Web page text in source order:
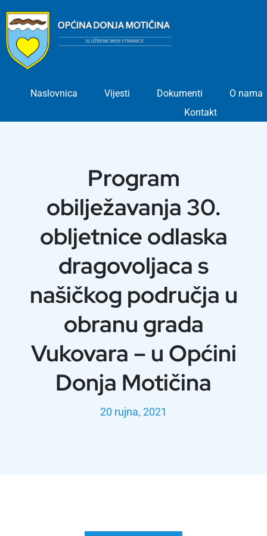
content
Naslovnica Vijesti Dokumenti
O nama
Kontakt
Program
obilježavanja 30.
obljetnice odlaska
dragovoljaca s
našičkog područja u
obranu grada
Vukovara – u Općini
Donja Motičina
20 rujna, 2021